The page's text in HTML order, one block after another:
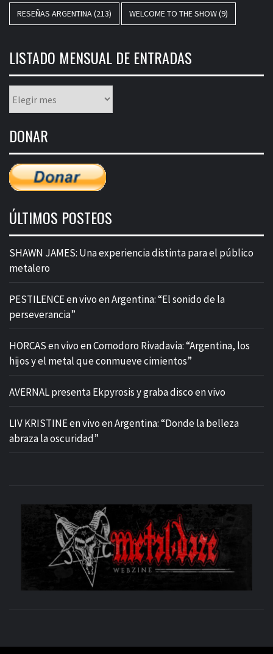
RESEÑAS ARGENTINA(213) WELCOME TO THE SHOW(9)
LISTADO MENSUAL DE ENTRADAS
mensual
entradas
DONAR
ÚLTIMOS POSTEOS
SHAWN JAMES: Una experiencia distinta para el público
metalero
PESTILENCE en vivo en Argentina: “El sonido de la
perseverancia”
HORCAS en vivo en Comodoro Rivadavia: “Argentina, los
hijos y el metal que conmueve cimientos”
AVERNAL presenta Ekpyrosis y graba disco en vivo
LIV KRISTINE en vivo en Argentina: “Donde la belleza
abraza la oscuridad”